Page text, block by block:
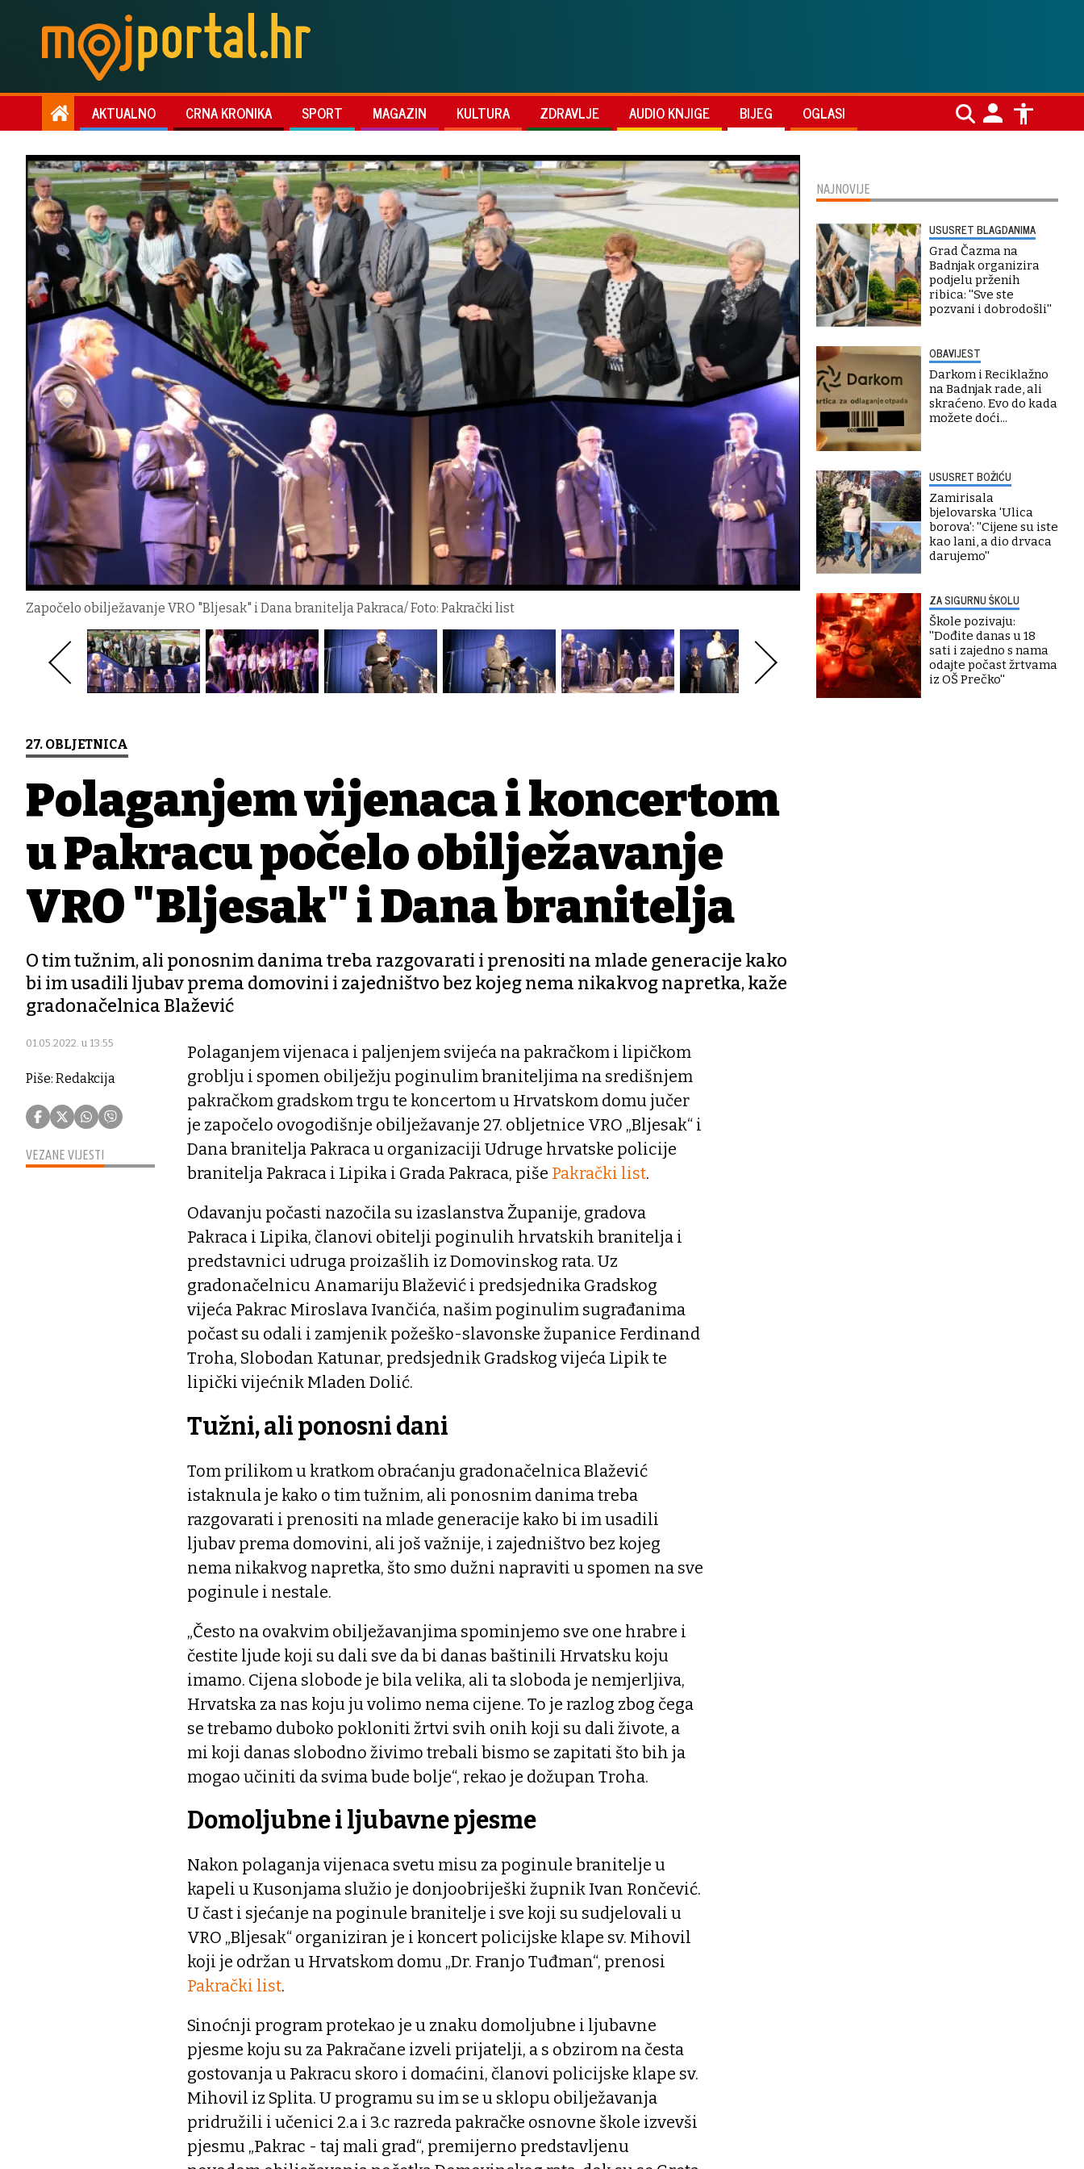
AKTUALNO CRNA KRONIKA SPORT MAGAZIN KULTURA ZDRAVLJE AUDIO KNJIGE BIJEG OGLASI
Započelo obilježavanje VRO "Bljesak" i Dana branitelja Pakraca/ Foto: Pakrački list
27. OBLJETNICA
Polaganjem vijenaca i koncertom
u Pakracu počelo obilježavanje
VRO "Bljesak" i Dana branitelja
O tim tužnim, ali ponosnim danima treba razgovarati i prenositi na mlade generacije kako
bi im usadili ljubav prema domovini i zajedništvo bez kojeg nema nikakvog napretka, kaže
gradonačelnica Blažević
01.05.2022. u 13:55
Piše: Redakcija
VEZANE VIJESTI
Polaganjem vijenaca i paljenjem svijeća na pakračkom i lipičkom
groblju i spomen obilježju poginulim braniteljima na središnjem
pakračkom gradskom trgu te koncertom u Hrvatskom domu jučer
je započelo ovogodišnje obilježavanje 27. obljetnice VRO „Bljesak“ i
Dana branitelja Pakraca u organizaciji Udruge hrvatske policije
branitelja Pakraca i Lipika i Grada Pakraca, piše Pakrački list.
Odavanju počasti nazočila su izaslanstva Županije, gradova
Pakraca i Lipika, članovi obitelji poginulih hrvatskih branitelja i
predstavnici udruga proizašlih iz Domovinskog rata. Uz
gradonačelnicu Anamariju Blažević i predsjednika Gradskog
vijeća Pakrac Miroslava Ivančića, našim poginulim sugrađanima
počast su odali i zamjenik požeško-slavonske županice Ferdinand
Troha, Slobodan Katunar, predsjednik Gradskog vijeća Lipik te
lipički vijećnik Mladen Dolić.
Tužni, ali ponosni dani
Tom prilikom u kratkom obraćanju gradonačelnica Blažević
istaknula je kako o tim tužnim, ali ponosnim danima treba
razgovarati i prenositi na mlade generacije kako bi im usadili
ljubav prema domovini, ali još važnije, i zajedništvo bez kojeg
nema nikakvog napretka, što smo dužni napraviti u spomen na sve
poginule i nestale.
„Često na ovakvim obilježavanjima spominjemo sve one hrabre i
čestite ljude koji su dali sve da bi danas baštinili Hrvatsku koju
imamo. Cijena slobode je bila velika, ali ta sloboda je nemjerljiva,
Hrvatska za nas koju ju volimo nema cijene. To je razlog zbog čega
se trebamo duboko pokloniti žrtvi svih onih koji su dali živote, a
mi koji danas slobodno živimo trebali bismo se zapitati što bih ja
mogao učiniti da svima bude bolje“, rekao je dožupan Troha.
Domoljubne i ljubavne pjesme
Nakon polaganja vijenaca svetu misu za poginule branitelje u
kapeli u Kusonjama služio je donjoobriješki župnik Ivan Rončević.
U čast i sjećanje na poginule branitelje i sve koji su sudjelovali u
VRO „Bljesak“ organiziran je i koncert policijske klape sv. Mihovil
koji je održan u Hrvatskom domu „Dr. Franjo Tuđman“, prenosi
Pakrački list.
Sinoćnji program protekao je u znaku domoljubne i ljubavne
pjesme koju su za Pakračane izveli prijatelji, a s obzirom na česta
gostovanja u Pakracu skoro i domaćini, članovi policijske klape sv.
Mihovil iz Splita. U programu su im se u sklopu obilježavanja
pridružili i učenici 2.a i 3.c razreda pakračke osnovne škole izvevši
pjesmu „Pakrac - taj mali grad“, premijerno predstavljenu
NAJNOVIJE
USUSRET BLAGDANIMA
Grad Čazma na
Badnjak organizira
podjelu prženih
ribica: ''Sve ste
pozvani i dobrodošli''
OBAVIJEST
Darkom i Reciklažno
na Badnjak rade, ali
skraćeno. Evo do kada
možete doći...
USUSRET BOŽIĆU
Zamirisala
bjelovarska 'Ulica
borova': ''Cijene su iste
kao lani, a dio drvaca
darujemo''
ZA SIGURNU ŠKOLU
Škole pozivaju:
''Dođite danas u 18
sati i zajedno s nama
odajte počast žrtvama
iz OŠ Prečko''